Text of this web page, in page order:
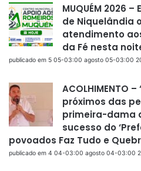
MUQUÉM 2026
de Niquelândia
atendimento
da Fé nesta
publicado em 5 05-03:00 agosto 05-03:00
ACOLHIMENTO
próximos das
primeira-dama
sucesso do
povoados Faz Tudo e
publicado em 4 04-03:00 agosto 04-03:00